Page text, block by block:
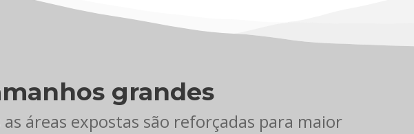
grandes
áreas expostas são reforçadas para maior